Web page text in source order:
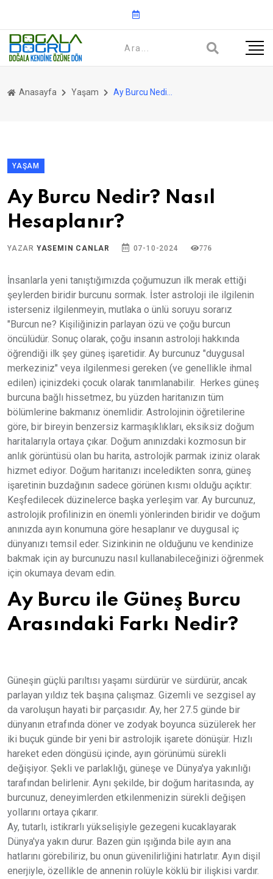
Anasayfa Yaşam
YAŞAM
Ay Burcu Nedir? Nasıl
Hesaplanır?
YAZAR YASEMIN CANLAR 07-10-2024 776
İnsanlarla yeni tanıştığımızda çoğumuzun ilk merak ettiği
şeylerden biridir burcunu sormak. İster astroloji ile ilgilenin
isterseniz ilgilenmeyin, mutlaka o ünlü soruyu sorarız
"Burcun ne? Kişiliğinizin parlayan özü ve çoğu burcun
öncülüdür. Sonuç olarak, çoğu insanın astroloji hakkında
öğrendiği ilk şey güneş işaretidir. Ay burcunuz "duygusal
merkeziniz" veya ilgilenmesi gereken (ve genellikle ihmal
edilen) içinizdeki çocuk olarak tanımlanabilir. Herkes güneş
burcuna bağlı hissetmez, bu yüzden haritanızın tüm
bölümlerine bakmanız önemlidir. Astrolojinin öğretilerine
göre, bir bireyin benzersiz karmaşıklıkları, eksiksiz doğum
haritalarıyla ortaya çıkar. Doğum anınızdaki kozmosun bir
anlık görüntüsü olan bu harita, astrolojik parmak iziniz olarak
hizmet ediyor. Doğum haritanızı inceledikten sonra, güneş
işaretinin buzdağının sadece görünen kısmı olduğu açıktır:
Keşfedilecek düzinelerce başka yerleşim var. Ay burcunuz,
astrolojik profilinizin en önemli yönlerinden biridir ve doğum
anınızda ayın konumuna göre hesaplanır ve duygusal iç
dünyanızı temsil eder. Sizinkinin ne olduğunu ve kendinize
bakmak için ay burcunuzu nasıl kullanabileceğinizi öğrenmek
için okumaya devam edin.
Ay Burcu ile Güneş Burcu
Arasındaki Farkı Nedir?
Güneşin güçlü parıltısı yaşamı sürdürür ve sürdürür, ancak
parlayan yıldız tek başına çalışmaz. Gizemli ve sezgisel ay
da varoluşun hayati bir parçasıdır. Ay, her 27.5 günde bir
dünyanın etrafında döner ve zodyak boyunca süzülerek her
iki buçuk günde bir yeni bir astrolojik işarete dönüşür. Hızlı
hareket eden döngüsü içinde, ayın görünümü sürekli
değişiyor. Şekli ve parlaklığı, güneşe ve Dünya'ya yakınlığı
tarafından belirlenir. Aynı şekilde, bir doğum haritasında, ay
burcunuz, deneyimlerden etkilenmenizin sürekli değişen
yollarını ortaya çıkarır.
Ay, tutarlı, istikrarlı yükselişiyle gezegeni kucaklayarak
Dünya'ya yakın durur. Bazen gün ışığında bile ayın ana
hatlarını görebiliriz, bu onun güvenilirliğini hatırlatır. Ayın dişil
enerjiyle, özellikle de annenin rolüyle köklü bir ilişkisi vardır.